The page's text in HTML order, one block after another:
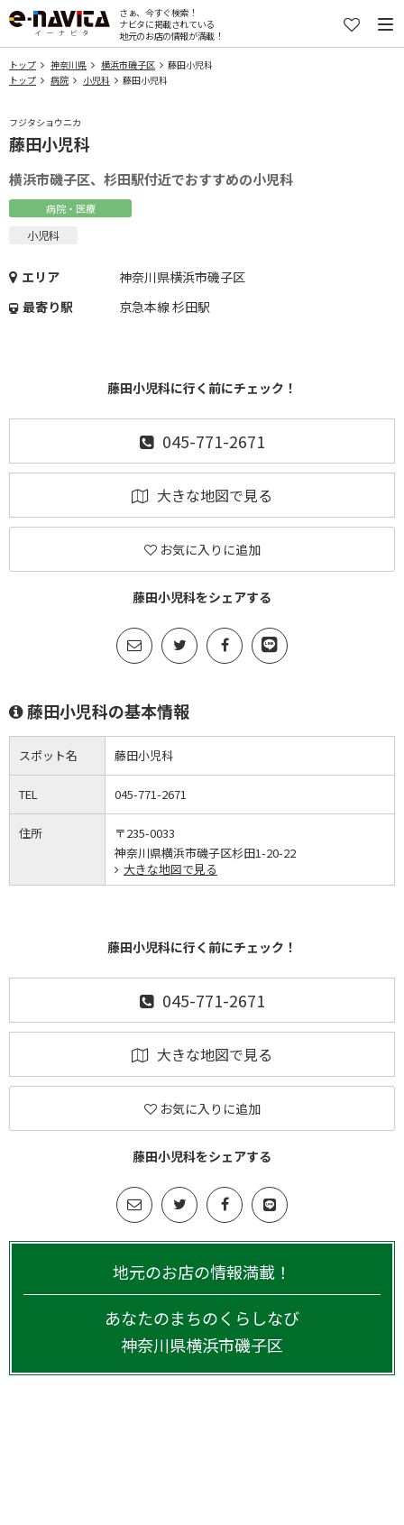
さぁ、今すぐ検索！
ナビタに掲載されている
地元のお店の情報が満載！
トップ 神奈川県 横浜市磯子区
藤田小児科
トップ
病院 小児科 藤田小児科
フジタショウニカ
藤田小児科
横浜市磯子区、杉田駅付近でおすすめの小児科
病院・医療
小児科
エリア
神奈川県横浜市磯子区
最寄り駅
京急本線 杉田駅
藤田小児科に行く前にチェック！
045-771-2671
大きな地図で見る
お気に入りに追加
藤田小児科をシェアする
藤田小児科の基本情報
スポット名 藤田小児科
TEL 045-771-2671
住所
〒235-0033
神奈川県横浜市磯子区杉田1-20-22
大きな地図で見る
藤田小児科に行く前にチェック！
045-771-2671
大きな地図で見る
お気に入りに追加
藤田小児科をシェアする
地元のお店の情報満載！
あなたのまちのくらしなび
神奈川県横浜市磯子区